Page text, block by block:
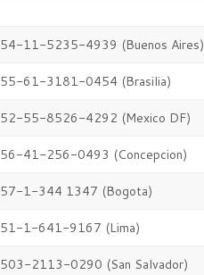
54-11-5235-4939 (Buenos Aires)
55-61-3181-0454 (Brasilia)
52-55-8526-4292 (Mexico DF)
56-41-256-0493 (Concepcion)
57-1-344 1347 (Bogota)
51-1-641-9167 (Lima)
503-2113-0290 (San Salvador)